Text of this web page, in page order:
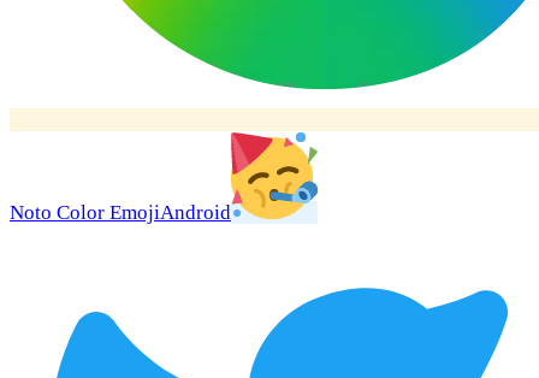
Noto Color EmojiAndroid